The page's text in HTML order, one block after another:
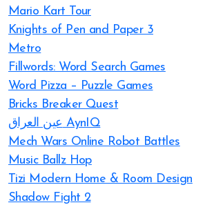
Mario Kart Tour
Knights of Pen and Paper 3
Metro
Fillwords: Word Search Games
Word Pizza – Puzzle Games
Bricks Breaker Quest
عين العراق AynIQ
Mech Wars Online Robot Battles
Music Ballz Hop
Tizi Modern Home & Room Design
Shadow Fight 2